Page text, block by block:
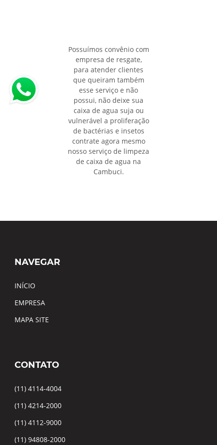
Possuímos convênio com
empresa de resgate,
para atender clientes
que queiram também
esse serviço e não
possui, não deixe sua
caixa de agua suja ou
vulnerável a proliferação
de bactérias e insetos
contrate agora mesmo
nosso serviço de limpeza
de caixa de agua na
Cambuci.
NAVEGAR
INÍCIO
EMPRESA
MAPA SITE
CONTATO
(11) 4114-4004
(11) 4214-2000
(11) 4112-9000
(11) 94808-2000